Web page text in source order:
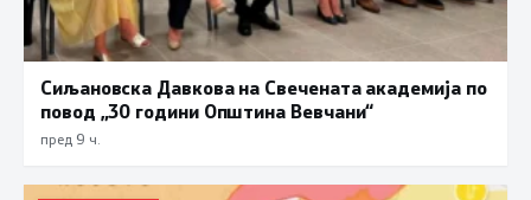
Сиљановска Давкова на Свечената академија по
повод „30 години Општина Вевчани“
пред 9 ч.